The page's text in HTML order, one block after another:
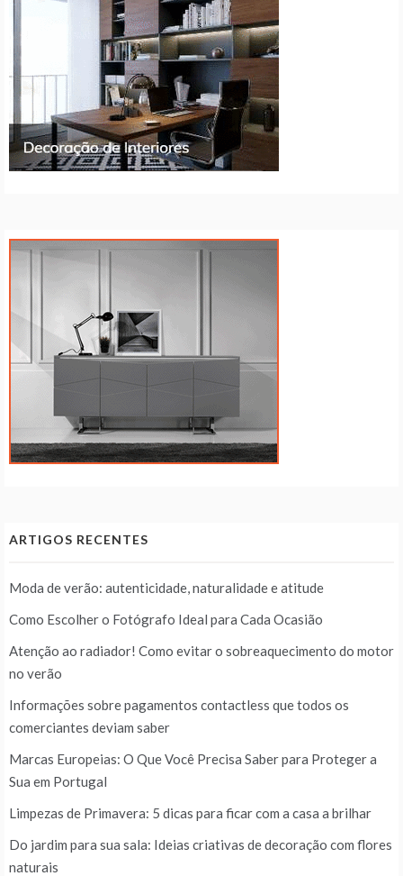
ARTIGOS RECENTES
Moda de verão: autenticidade, naturalidade e atitude
Como Escolher o Fotógrafo Ideal para Cada Ocasião
Atenção ao radiador! Como evitar o sobreaquecimento do motor
no verão
Informações sobre pagamentos contactless que todos os
comerciantes deviam saber
Marcas Europeias: O Que Você Precisa Saber para Proteger a
Sua em Portugal
Limpezas de Primavera: 5 dicas para ficar com a casa a brilhar
Do jardim para sua sala: Ideias criativas de decoração com flores
naturais